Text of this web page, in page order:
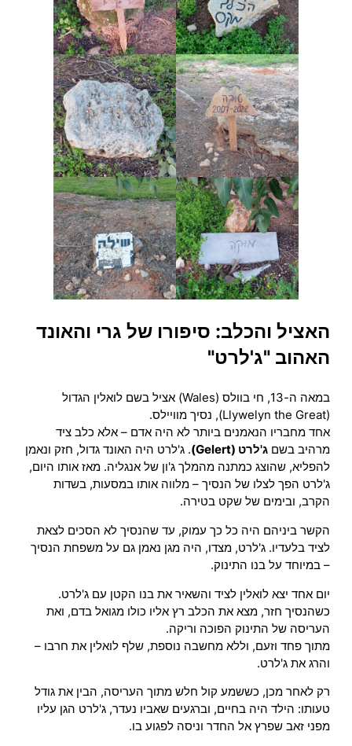
האציל והכלב: סיפורו של גרי והאונד
האהוב "ג'לרט"
במאה ה-13, חי בוולס (Wales) אציל בשם לואלין הגדול
(Llywelyn the Great), נסיך מוויילס.
אחד מחבריו הנאמנים ביותר לא היה אדם – אלא כלב ציד
מרהיב בשם ג'לרט (Gelert)
. ג'לרט היה האונד גדול, חזק ונאמן
להפליא, שהוצג כמתנה מהמלך ג'ון של אנגליה. מאז אותו היום,
ג'לרט הפך לצלו של הנסיך – מלווה אותו במסעות, בשדות
הקרב, ובימים של שקט בטירה.
הקשר ביניהם היה כל כך עמוק, עד שהנסיך לא הסכים לצאת
לציד בלעדיו. ג'לרט, מצדו, היה מגן נאמן גם על משפחת הנסיך
– במיוחד על בנו התינוק.
יום אחד יצא לואלין לציד והשאיר את בנו הקטן עם ג'לרט.
כשהנסיך חזר, מצא את הכלב רץ אליו כולו מגואל בדם, ואת
העריסה של התינוק הפוכה וריקה.
מתוך פחד וזעם, וללא מחשבה נוספת, שלף לואלין את חרבו –
והרג את ג'לרט.
רק לאחר מכן, כששמע קול חלש מתוך העריסה, הבין את גודל
טעותו: הילד היה בחיים, וברגעים שאביו נעדר, ג'לרט הגן עליו
מפני זאב שפרץ אל החדר וניסה לפגוע בו.